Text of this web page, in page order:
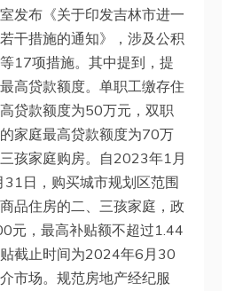
发布《关于印发吉林市进一
干措施的通知》，涉及公积
17项措施。其中提到，提
高贷款额度。单职工缴存住
贷款额度为50万元，双职
家庭最高贷款额度为70万
孩家庭购房。自2023年1月
日，购买城市规划区范围
品住房的二、三孩家庭，政
元，最高补贴额不超过1.44
截止时间为2024年6月30
市场。规范房地产经纪服